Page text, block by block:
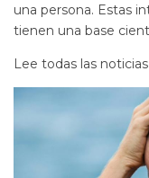
una persona. Estas
tienen una base
Lee todas las